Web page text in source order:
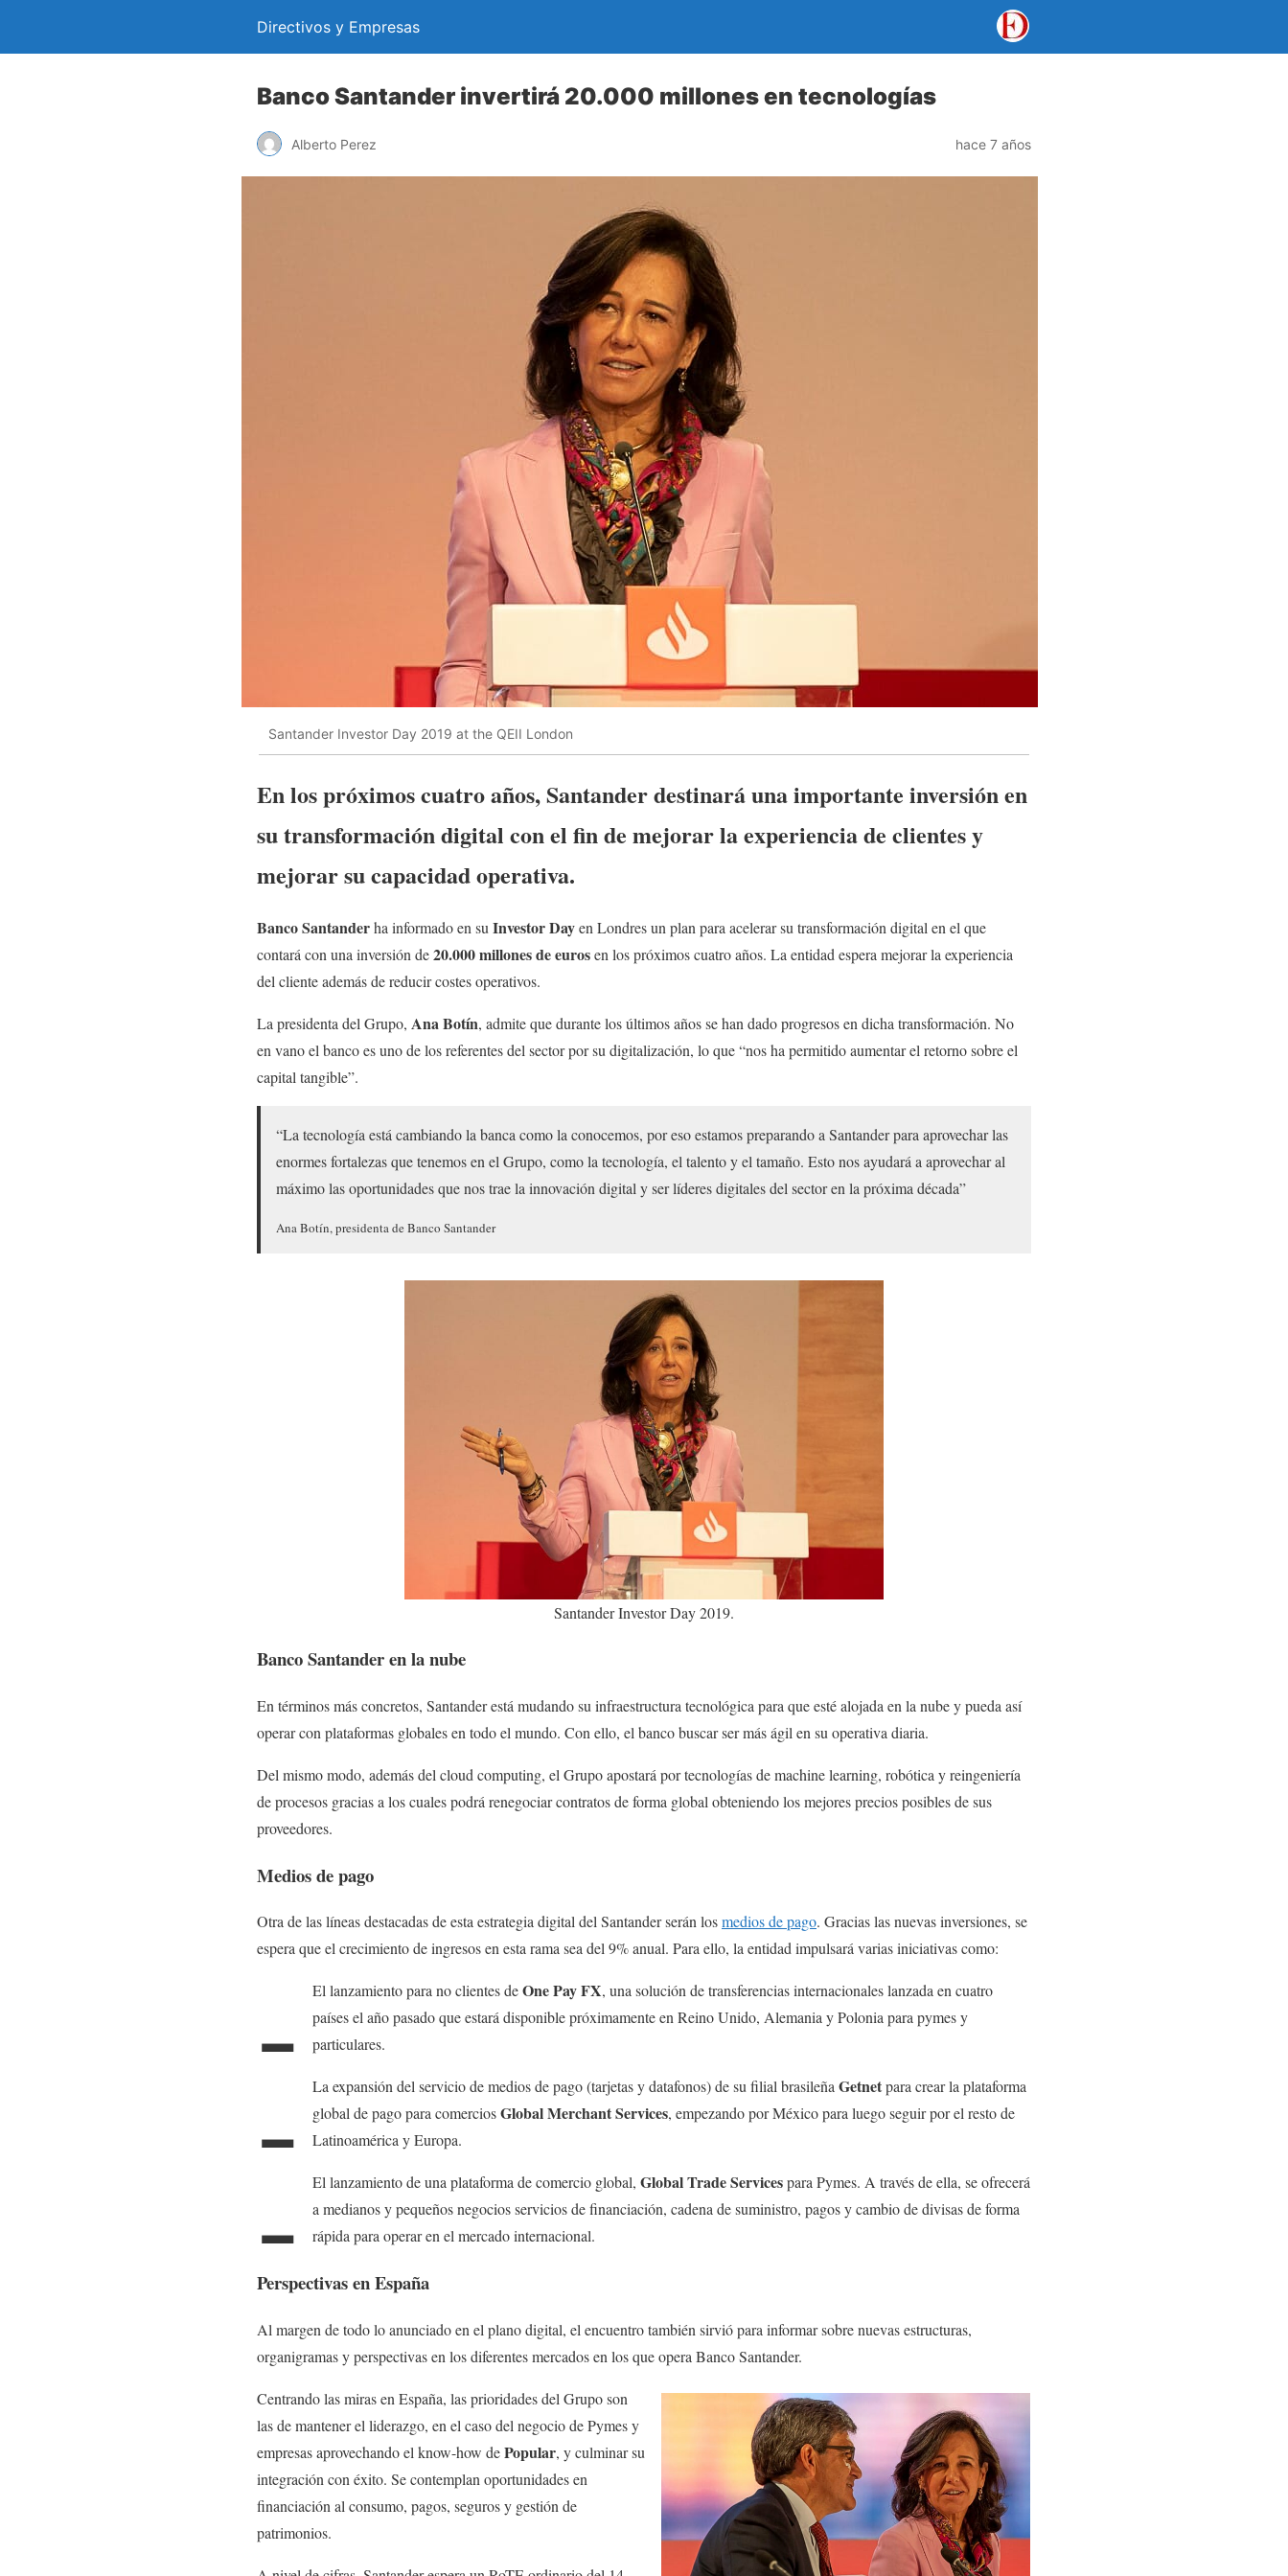
Directivos y Empresas
Banco Santander invertirá 20.000 millones en tecnologías
Alberto Perez hace 7 años
Santander Investor Day 2019 at the QEII London
En los próximos cuatro años, Santander destinará una importante inversión en
su transformación digital con el fin de mejorar la experiencia de clientes y
mejorar su capacidad operativa.
Banco Santanderha informado en su Investor Dayen Londres un plan para acelerar su transformación digital en el que
contará con una inversión de20.000 millones de eurosen los próximos cuatro años. La entidad espera mejorar la experiencia
del cliente además de reducir costes operativos.
La presidenta del Grupo, Ana Botín, admite que durante los últimos años se han dado progresos en dicha transformación. No
en vano el banco es uno de los referentes del sector por su digitalización, lo que “nos ha permitido aumentar el retorno sobre el
capital tangible”.
“La tecnología está cambiando la banca como la conocemos, por eso estamos preparando a Santander para aprovechar las
enormes fortalezas que tenemos en el Grupo, como la tecnología, el talento y el tamaño. Esto nos ayudará a aprovechar al
máximo las oportunidades que nos trae la innovación digital y ser líderes digitales del sector en la próxima década”
Ana Botín, presidenta de Banco Santander
Santander Investor Day 2019.
Banco Santander en la nube
En términos más concretos, Santander está mudando su infraestructura tecnológica para que esté alojada en la nube y pueda así
operar con plataformas globales en todo el mundo. Con ello, el banco buscar ser más ágil en su operativa diaria.
Del mismo modo, además del cloud computing, el Grupo apostará por tecnologías de machine learning, robótica y reingeniería
de procesos gracias a los cuales podrá renegociar contratos de forma global obteniendo los mejores precios posibles de sus
proveedores.
Medios de pago
Otra de las líneas destacadas de esta estrategia digital del Santander serán losmedios de pago. Gracias las nuevas inversiones, se
espera que el crecimiento de ingresos en esta rama sea del 9% anual. Para ello, la entidad impulsará varias iniciativas como:
- El lanzamiento para no clientes deOne Pay FX, una solución de transferencias internacionales lanzada en cuatro
países el año pasado que estará disponible próximamente en Reino Unido, Alemania y Polonia para pymes y
particulares.
- La expansión del servicio de medios de pago (tarjetas y datafonos) de su filial brasileñaGetnetpara crear la plataforma
global de pago para comerciosGlobal Merchant Services, empezando por México para luego seguir por el resto de
Latinoamérica y Europa.
- El lanzamiento de una plataforma de comercio global,Global Trade Servicespara Pymes. A través de ella, se ofrecerá
a medianos y pequeños negocios servicios de financiación, cadena de suministro, pagos y cambio de divisas de forma
rápida para operar en el mercado internacional.
Perspectivas en España
Al margen de todo lo anunciado en el plano digital, el encuentro también sirvió para informar sobre nuevas estructuras,
organigramas y perspectivas en los diferentes mercados en los que opera Banco Santander.
Centrando las miras en España, las prioridades del Grupo son
las de mantener el liderazgo, en el caso del negocio de Pymes y
empresas aprovechando el know-how dePopular, y culminar su
integración con éxito. Se contemplan oportunidades en
financiación al consumo, pagos, seguros y gestión de
patrimonios.